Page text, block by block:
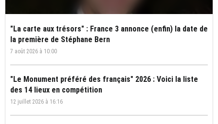
"La carte aux trésors" : France 3 annonce (enfin) la date de
la première de Stéphane Bern
7 août 2026 à 10:00
"Le Monument préféré des français" 2026 : Voici la liste
des 14 lieux en compétition
12 juillet 2026 à 16:16